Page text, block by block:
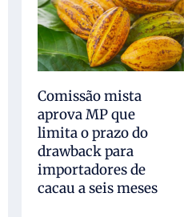
Comissão mista
aprova MP que
limita o prazo do
drawback para
importadores de
cacau a seis meses